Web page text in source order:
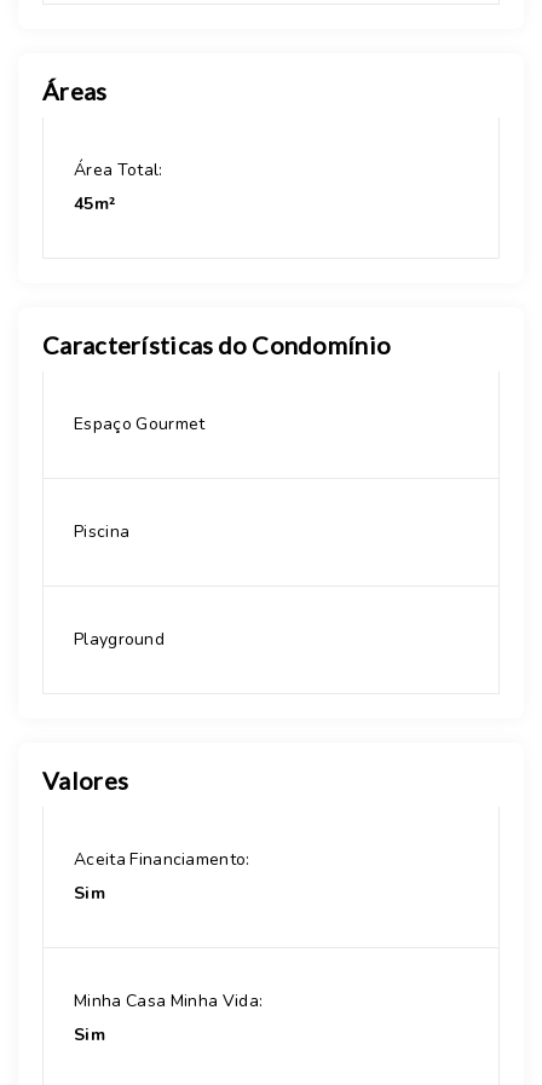
Áreas
Área Total:
45m²
Características do Condomínio
Espaço Gourmet
Piscina
Playground
Valores
Aceita Financiamento:
Sim
Minha Casa Minha Vida:
Sim